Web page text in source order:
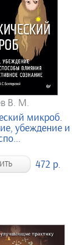
В. М.
микроб.
убеждение и
472 р.